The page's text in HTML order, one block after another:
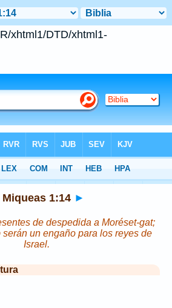
"-//W3C//DTD XHTML 1.0
xhtml1/DTD/xhtml1-
Miqueas 1:14 ►
de despedida a Moréset-gat;
serán un engaño para los reyes de
Israel.